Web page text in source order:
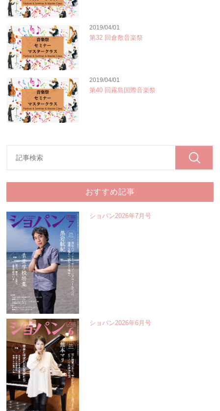
2019/04/01
第32 回倉敷音楽祭
2019/04/01
第40 回霧島国際音楽祭
おすすめ記事
ショパン2026年7月号
ショパン2026年6月号